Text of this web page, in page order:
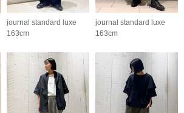
journal standard luxe
163cm
journal standard luxe
163cm